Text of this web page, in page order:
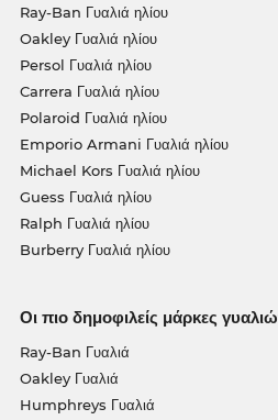
Ray-Ban Γυαλιά ηλίου
Oakley Γυαλιά ηλίου
Persol Γυαλιά ηλίου
Carrera Γυαλιά ηλίου
Polaroid Γυαλιά ηλίου
Emporio Armani Γυαλιά ηλίου
Michael Kors Γυαλιά ηλίου
Guess Γυαλιά ηλίου
Ralph Γυαλιά ηλίου
Burberry Γυαλιά ηλίου
Οι πιο δημοφιλείς μάρκες
Ray-Ban Γυαλιά
Oakley Γυαλιά
Humphreys Γυαλιά